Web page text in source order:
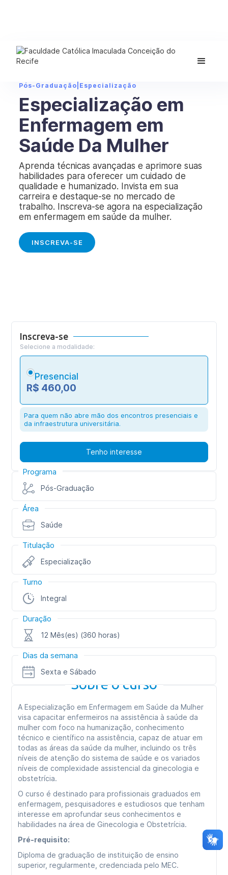
Pós-Graduação Especialização
Especialização em
Enfermagem em
Saúde Da Mulher
Aprenda técnicas avançadas e aprimore suas
habilidades para oferecer um cuidado de
qualidade e humanizado. Invista em sua
carreira e destaque-se no mercado de
trabalho. Inscreva-se agora na especialização
em enfermagem em saúde da mulher.
INSCREVA-SE
Programa
Pós-Graduação
Área
Saúde
Titulação
Especialização
Turno
Integral
Duração
12 Mês(es) (360 horas)
Dias da semana
Sexta e Sábado
Sobre o curso
A Especialização em Enfermagem em Saúde da Mulher
visa capacitar enfermeiros na assistência à saúde da
mulher com foco na humanização, conhecimento
técnico e científico na assistência, capaz de atuar em
todas as áreas da saúde da mulher, incluindo os três
níveis de atenção do sistema de saúde e os variados
níveis de complexidade assistencial da ginecologia e
obstetrícia.
O curso é destinado para profissionais graduados em
enfermagem, pesquisadores e estudiosos que tenham
interesse em aprofundar seus conhecimentos e
habilidades na área de Ginecologia e Obstetrícia.
Pré-requisito:
Diploma de graduação de instituição de ensino
superior, regularmente, credenciada pelo MEC.
Inscreva-se
Selecione a modalidade:
Presencial
R$ 460,00
Para quem não abre mão dos encontros presenciais e
da infraestrutura universitária.
Tenho interesse